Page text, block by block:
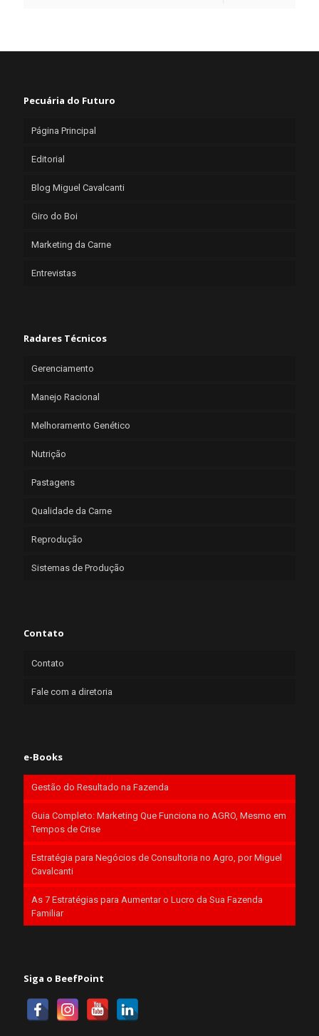
Pecuária do Futuro
Página Principal
Editorial
Blog Miguel Cavalcanti
Giro do Boi
Marketing da Carne
Entrevistas
Radares Técnicos
Gerenciamento
Manejo Racional
Melhoramento Genético
Nutrição
Pastagens
Qualidade da Carne
Reprodução
Sistemas de Produção
Contato
Contato
Fale com a diretoria
e-Books
Gestão do Resultado na Fazenda
Guia Completo: Marketing Que Funciona no AGRO, Mesmo em
Tempos de Crise
Estratégia para Negócios de Consultoria no Agro, por Miguel
Cavalcanti
As 7 Estratégias para Aumentar o Lucro da Sua Fazenda
Familiar
Siga o BeefPoint